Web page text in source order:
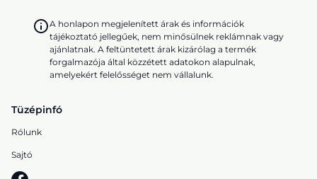
A honlapon megjelenített árak és információk
tájékoztató jellegűek, nem minősülnek reklámnak vagy
ajánlatnak. A feltüntetett árak kizárólag a termék
forgalmazója által közzétett adatokon alapulnak,
amelyekért felelősséget nem vállalunk.
Tüzépinfó
Rólunk
Sajtó